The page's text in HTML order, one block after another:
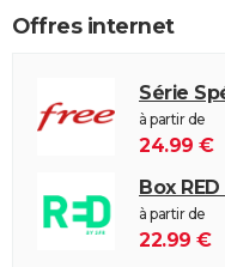
Offres internet
Série
à partir de
24.99 €
Box
à partir de
22.99 €